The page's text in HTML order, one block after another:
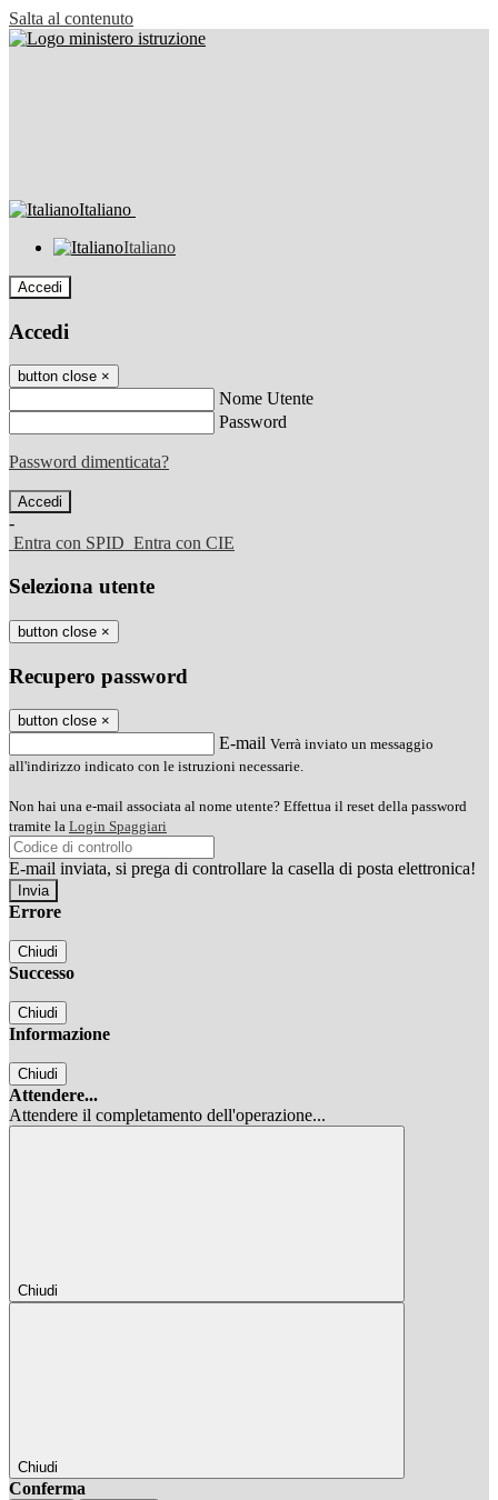
Salta al contenuto
Italiano
Italiano
Accedi
Accedi
button close ×
Nome Utente
Password
Password dimenticata?
-
Entra con SPID Entra con CIE
Seleziona utente
button close ×
Recupero password
button close ×
E-mail Verrà inviato un messaggio
all'indirizzo indicato con le istruzioni necessarie.
Non hai una e-mail associata al nome utente? Effettua il reset della password
tramite la Login Spaggiari
E-mail inviata, si prega di controllare la casella di posta elettronica!
Errore
Chiudi
Successo
Chiudi
Informazione
Chiudi
Attendere...
Attendere il completamento dell'operazione...
Chiudi
Chiudi
Conferma